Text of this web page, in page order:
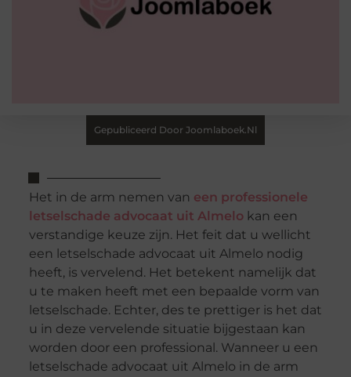
Gepubliceerd Door Joomlaboek.nl
Het in de arm nemen van een professionele
letselschade advocaat uit Almelokan een
verstandige keuze zijn. Het feit dat u wellicht
een letselschade advocaat uit Almelo nodig
heeft, is vervelend. Het betekent namelijk dat
u te maken heeft met een bepaalde vorm van
letselschade. Echter, des te prettiger is het dat
u in deze vervelende situatie bijgestaan kan
worden door een professional. Wanneer u een
letselschade advocaat uit Almelo in de arm